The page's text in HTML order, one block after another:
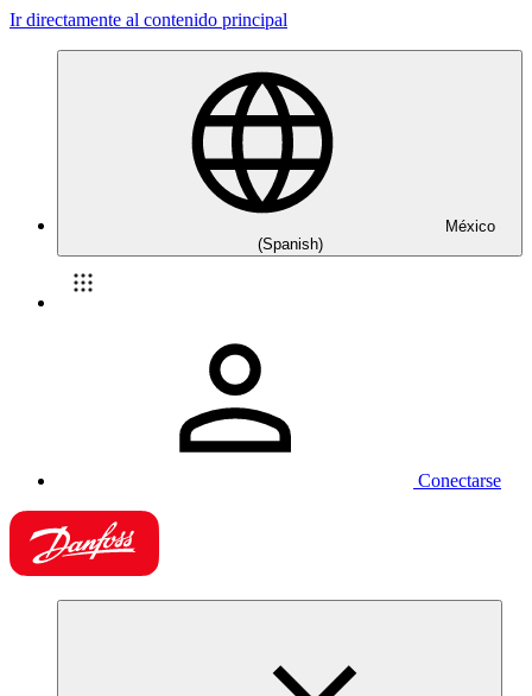
Ir directamente al contenido principal
México
(Spanish)
Conectarse